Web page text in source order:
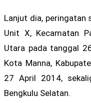
Lanjut dia, peringatan
Unit X, Kecamatan
Utara pada tanggal
Kota Manna,
27 April 2014,
Bengkulu Selatan.